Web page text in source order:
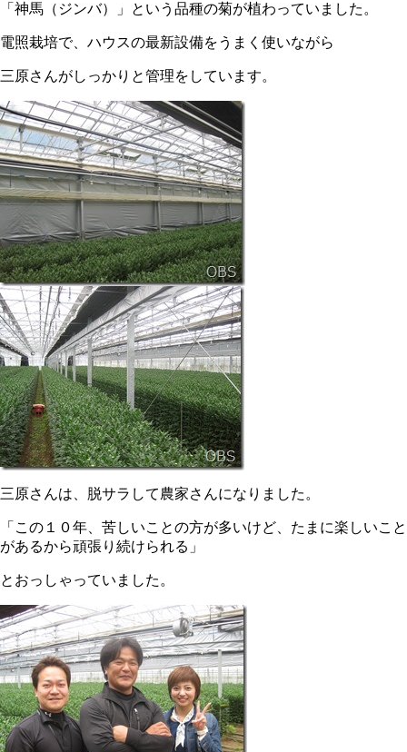
「神馬（ジンバ）」という品種の菊が植わっていました。
電照栽培で、ハウスの最新設備をうまく使いながら
三原さんがしっかりと管理をしています。
三原さんは、脱サラして農家さんになりました。
「この１０年、苦しいことの方が多いけど、たまに楽しいこと
があるから頑張り続けられる」
とおっしゃっていました。